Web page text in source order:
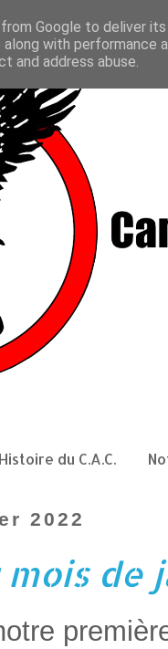
Histoire du C.A.C.
2022
mois de
Google to deliver
along with
and address abuse.